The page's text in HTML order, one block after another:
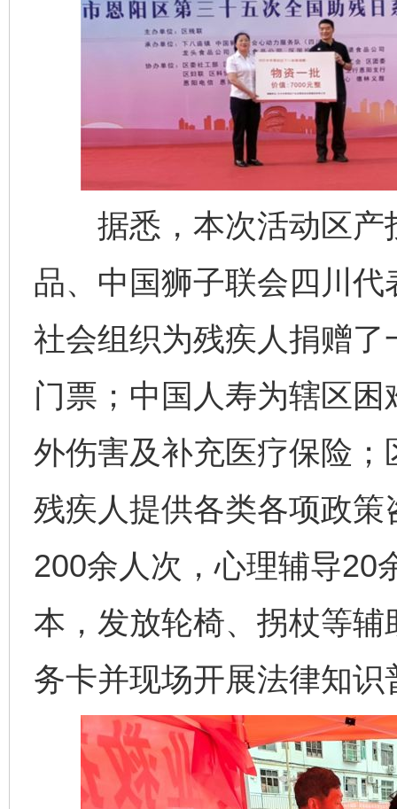
据悉，本次活动区产
品、中国狮子联会四川
社会组织为残疾人捐赠
门票；中国人寿为辖区
外伤害及补充医疗保险
残疾人提供各类各项政
200余人次，心理辅导20
本，发放轮椅、拐杖等
务卡并现场开展法律知